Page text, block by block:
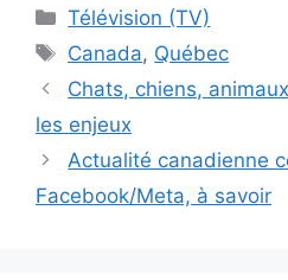
Catégories
Télévision (TV)
Étiquettes
Canada, Québec
Chats, chiens,
les enjeux
Actualité canadienne
Facebook/Meta, à savoir